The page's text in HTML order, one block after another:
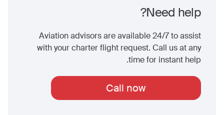
Need help?
Aviation advisors are available 24/7 to assist
with your charter flight request. Call us at any
time for instant help.
Call now